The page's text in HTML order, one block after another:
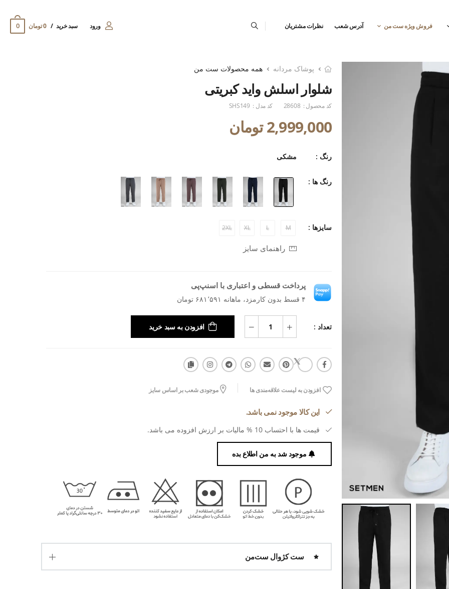
فروش ویژه ست من آدرس شعب نظرات مشتریان ورود سبد خرید 0 تومان 0
پوشاک مردانه همه محصولات ست من
شلوار اسلش واید کبریتی
کد محصول : 28608 کد مدل : SHS149
2,999,000 تومان
رنگ : مشکی
رنگ ها :
سایزها : M
L
XL
2XL
راهنمای سایز
پرداخت قسطی و اعتباری با اسنپ‌پی
۴ قسط بدون کارمزد، ماهانه ۶۸۱٬۵۹۱ تومان
تعداد : افزودن به سبد خرید
افزودن به لیست علاقه‌مندی ها موجودی شعب بر اساس سایز
این کالا موجود نمی باشد.
قیمت ها با احتساب 10 % مالیات بر ارزش افزوده می باشد.
موجود شد به من اطلاع بده
ست کژوال ست‌من